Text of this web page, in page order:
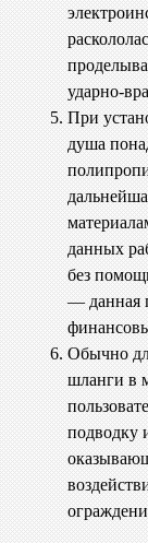
ударно-
При
душа
данных
без
— данная
Обычно
шланги в
подводку